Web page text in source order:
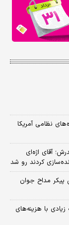
نظامی آمریکا
آقای اژه‌ای
کردند رو شد
پیکر مداح جوان
با هزینه‌های